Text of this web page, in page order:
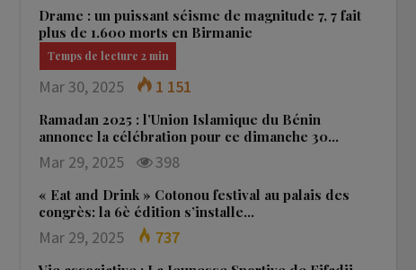
Drame : un puissant séisme de magnitude 7, 7 fait
plus de 1.600 morts en Birmanie
Mar 30, 2025 1 151
Ramadan 2025 : l’Union Islamique du Bénin
annonce la célébration pour ce dimanche 30…
Mar 29, 2025 398
« Eat and Drink » Cotonou festival au palais des
congrès: la 6è édition s’installe…
Mar 29, 2025 737